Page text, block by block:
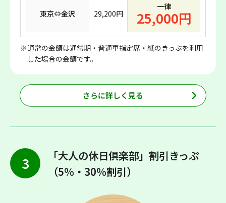
東京⇔金沢 29,200円
一律
25,000円
※通常の金額は通常期・普通車指定席・紙のきっぷを利用
した場合の金額です。
さらに詳しく見る
3
「大人の休日倶楽部」割引きっぷ
（5％・30％割引）